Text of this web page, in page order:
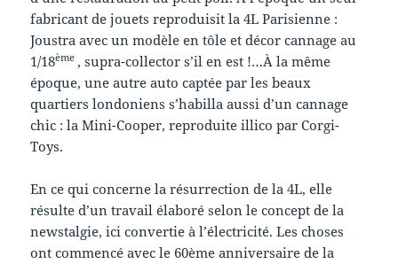
fabricant de jouets reproduisit la 4L Parisienne :
Joustra avec un modèle en tôle et décor cannage au
1/18ème , supra-collector s’il en est !…À la même
époque, une autre auto captée par les beaux
quartiers londoniens s’habilla aussi d’un cannage
chic : la Mini-Cooper, reproduite illico par Corgi-
Toys.
En ce qui concerne la résurrection de la 4L, elle
résulte d’un travail élaboré selon le concept de la
newstalgie, ici convertie à l’électricité. Les choses
ont commencé avec le 60ème anniversaire de la